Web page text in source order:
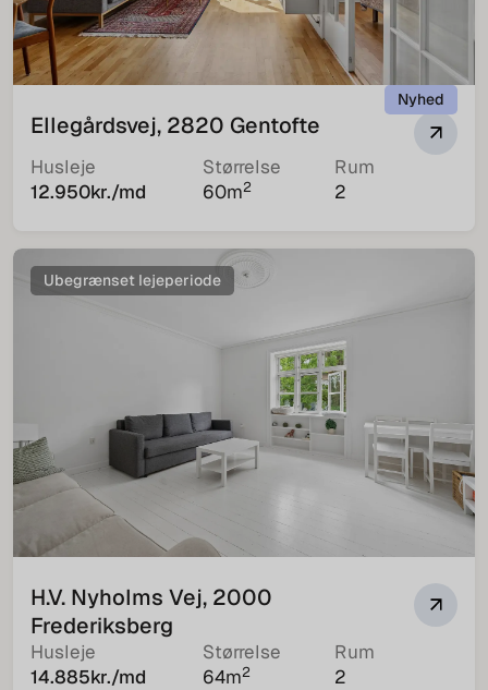
Nyhed
Ellegårdsvej, 2820 Gentofte
Husleje
12.950kr./md
Størrelse
60m2
Rum
2
Ubegrænset lejeperiode
H.V. Nyholms Vej, 2000
Frederiksberg
Husleje
14.885kr./md
Størrelse
64m2
Rum
2